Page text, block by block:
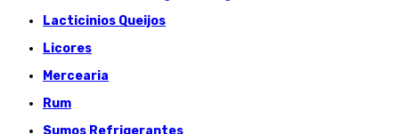
Lacticinios Queijos
Licores
Mercearia
Rum
Sumos Refrigerantes